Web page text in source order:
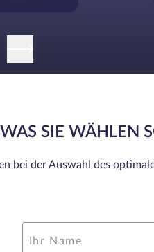
SIE WÄHLEN
bei der Auswahl des
Ihr Name